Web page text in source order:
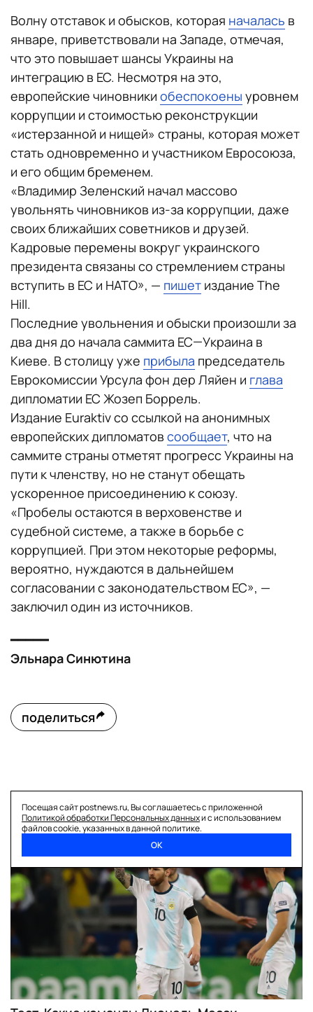
Волну отставок и обысков, которая началась в
январе, приветствовали на Западе, отмечая,
что это повышает шансы Украины на
интеграцию в ЕС. Несмотря на это,
европейские чиновники обеспокоены уровнем
коррупции и стоимостью реконструкции
«истерзанной и нищей» страны, которая может
стать одновременно и участником Евросоюза,
и его общим бременем.
«Владимир Зеленский начал массово
увольнять чиновников из-за коррупции, даже
своих ближайших советников и друзей.
Кадровые перемены вокруг украинского
президента связаны со стремлением страны
вступить в ЕС и НАТО», — пишет издание The
Hill.
Последние увольнения и обыски произошли за
два дня до начала саммита ЕС—Украина в
Киеве. В столицу уже прибыла председатель
Еврокомиссии Урсула фон дер Ляйен и глава
дипломатии ЕС Жозеп Боррель.
Издание Euraktiv со ссылкой на анонимных
европейских дипломатов сообщает, что на
саммите страны отметят прогресс Украины на
пути к членству, но не станут обещать
ускоренное присоединению к союзу.
«Пробелы остаются в верховенстве и
судебной системе, а также в борьбе с
коррупцией. При этом некоторые реформы,
вероятно, нуждаются в дальнейшем
согласовании с законодательством ЕС», —
заключил один из источников.
━━━━━
Эльнара Синютина
поделиться
читайте также
Посещая сайт postnews.ru, Вы соглашаетесь с приложенной
Политикой обработки Персональных данныхи с использованием
файлов cookie, указанных в данной политике.
ОК